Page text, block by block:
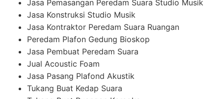
Jasa Pemasangan Peredam Suara Studio Musik
Jasa Konstruksi Studio Musik
Jasa Kontraktor Peredam Suara Ruangan
Peredam Plafon Gedung Bioskop
Jasa Pembuat Peredam Suara
Jual Acoustic Foam
Jasa Pasang Plafond Akustik
Tukang Buat Kedap Suara